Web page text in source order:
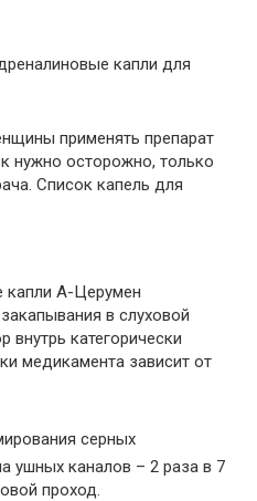
капли для
применять препарат
нужно осторожно, только
Список капель для
капли А-Церумен
в слуховой
внутрь категорически
медикамента зависит от
серных
ушных каналов – 2 раза в 7
проход.